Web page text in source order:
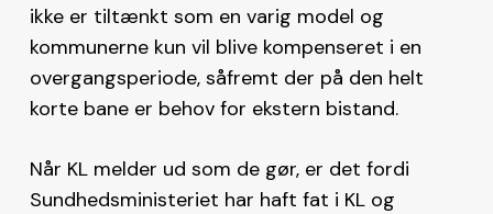
ikke er tiltænkt som en varig model og
kommunerne kun vil blive kompenseret i en
overgangsperiode, såfremt der på den helt
korte bane er behov for ekstern bistand.
Når KL melder ud som de gør, er det fordi
Sundhedsministeriet har haft fat i KL og